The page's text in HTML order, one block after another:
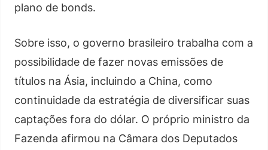
plano de bonds.
Sobre isso, o governo brasileiro trabalha com a
possibilidade de fazer novas emissões de
títulos na Ásia, incluindo a China, como
continuidade da estratégia de diversificar suas
captações fora do dólar. O próprio ministro da
Fazenda afirmou na Câmara dos Deputados